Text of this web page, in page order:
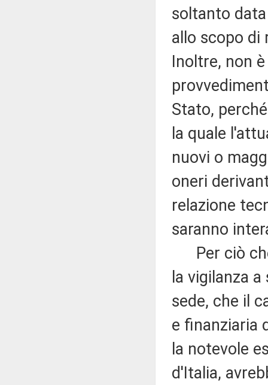
soltanto
allo scopo di
Inoltre, non
Stato,
la quale
nuovi o
oneri
relazione
saranno
Per ciò
la vigilanza
sede, che il
e finanziaria
la notevole
d'Italia,